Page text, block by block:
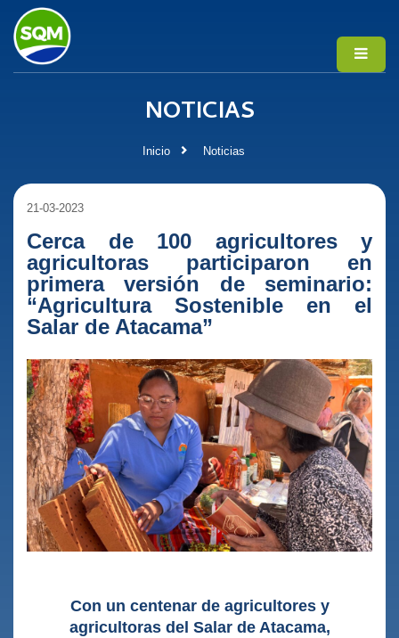
NOTICIAS
Inicio Noticias
21-03-2023
Cerca de 100 agricultores y
agricultoras participaron en
primera versión de seminario:
“Agricultura Sostenible en el
Salar de Atacama”
Con un centenar de agricultores y
agricultoras del Salar de Atacama,